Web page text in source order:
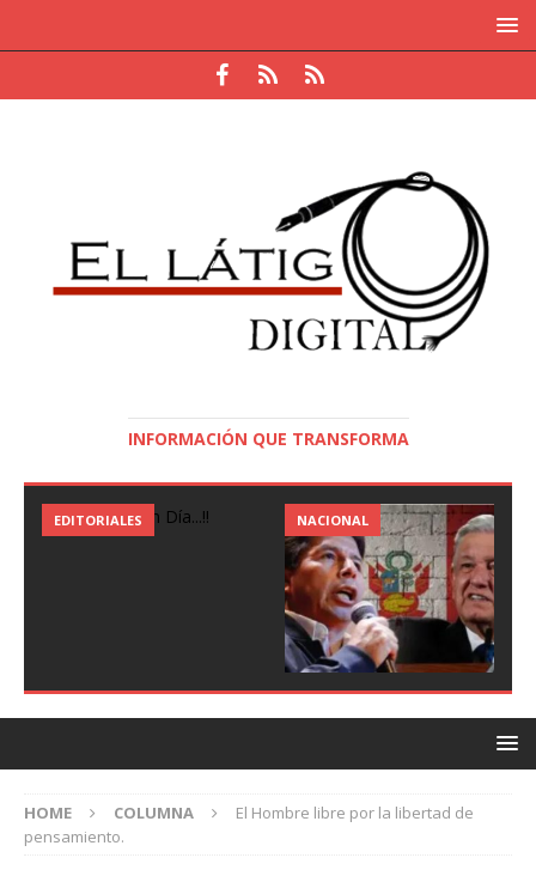
INFORMACIÓN QUE TRANSFORMA
INTERNACIONAL DEPORTES
HOME COLUMNA
El Hombre libre por la libertad de
pensamiento.